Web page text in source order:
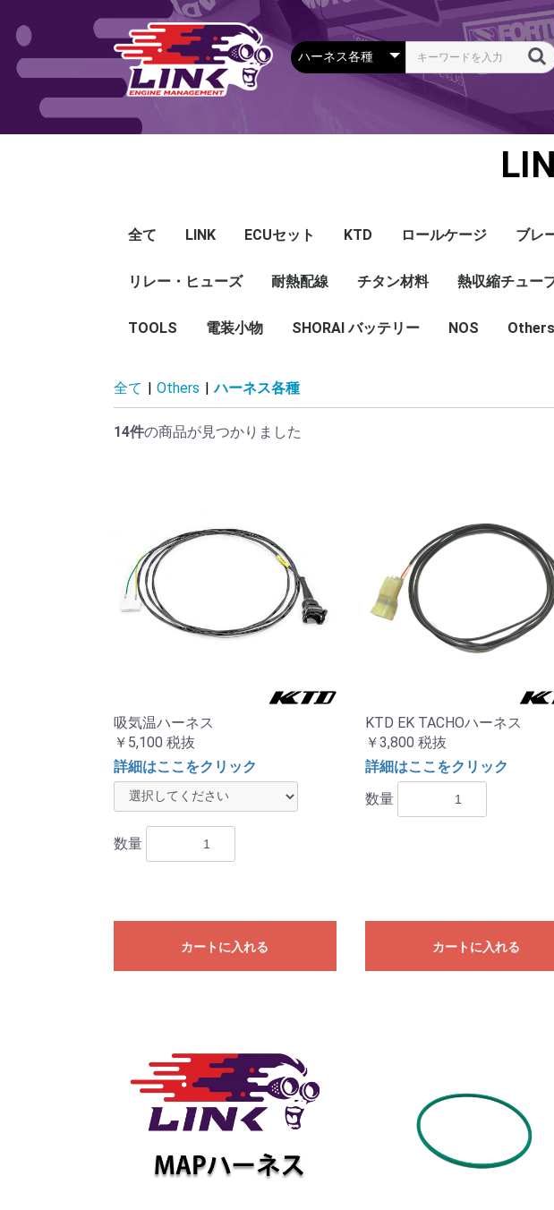
全て LINK
Plug-in ECU Honda
Mazda
Mitsubishi
Nissan
Subaru
Toyota
その他
Wire-in ECU G5
G4X
G4＋
PDM
ECUアクセサリー Looms and Cables
Mapセンサー
温度センサー
その他センサー
Exhaust O2センサー
CAN EGT modules
DI Driver
Ignition
Injection
Peripherals
Tuning Tools
E-Throttle
Driver Display
CAN Keypad
Apparel Hat
T-shirts
Foodies
ECUセット KTD
Looms コ
拡
センサー ク
温
圧
ノ
ブー
ISC
その
Ignition Coil
クラセン
サージタンク
EXマニ
燃料
電スロ
シリコンホース
エンジンハーネス
ハーネスラベル
エアクリーナー
スイッチ
アダプタ類
その他
ロールケージ ブレ
リレー・ヒューズ
リレー
リレーBOX
ヒューズケース
ブレーカー式ブレード
ブレーカー
耐熱配線
ETFE 配線
シールド線
モールド線
FEP 配線
シールド線
モールド線
チタン材料 熱収縮チュー
ハンダ付 収縮
耐熱収縮メッ
切れ込み付 メ
DR
DW
DW クリア
その他
TOOLS 電装小物 SHORAI バッテリー NOS Others
全て Others ハーネス各種
14件の商品が見つかりました
吸気温ハーネス
￥5,100 税抜
詳細はここをクリック
数量
カートに入れる
KTD EK TACHOハーネス
￥3,800 税抜
詳細はここをクリック
数量
カートに入れる